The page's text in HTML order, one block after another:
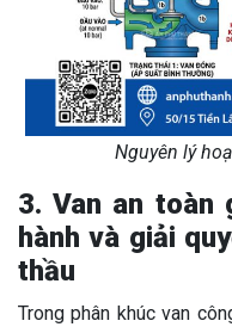
Nguyên lý
3. Van an toàn
hành và giải
thầu
Trong phân khúc van